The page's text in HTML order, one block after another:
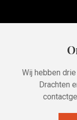
Wij hebben
Drachten